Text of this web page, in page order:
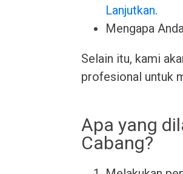
Lanjutkan.
Mengapa
Selain itu, kami
profesional untuk
Apa yang
Cabang?